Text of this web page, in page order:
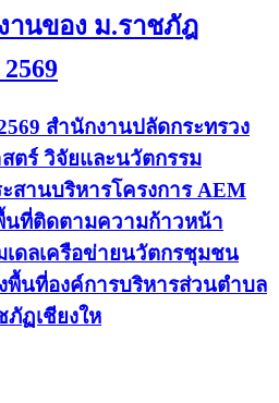
านของ ม.ราชภัฎ
สำนักงานปลัดกระทรวง
ตร์ วิจัยและนวัตกรรม
สานบริหารโครงการ AEM
นที่ติดตามความก้าวหน้า
ดลเครือข่ายนวัตกรชุมชน
พื้นที่องค์การบริหารส่วนตำบล
ภัฏเชียงให